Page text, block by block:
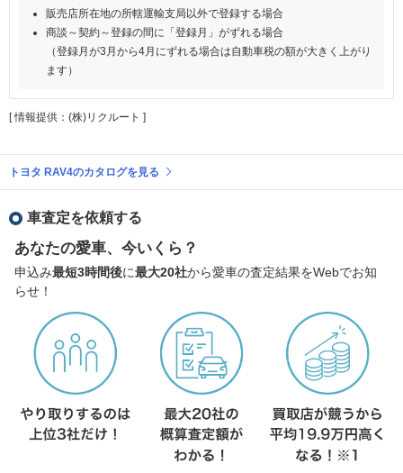
販売店所在地の所轄運輸支局以外で登録する場合
商談～契約～登録の間に「登録月」がずれる場合
（登録月が3月から4月にずれる場合は自動車税の額が大きく上がり
ます）
[ 情報提供：(株)リクルート ]
トヨタ RAV4のカタログを見る
車査定を依頼する
あなたの愛車、今いくら？
申込み最短3時間後に最大20社から愛車の査定結果をWebでお知
らせ！